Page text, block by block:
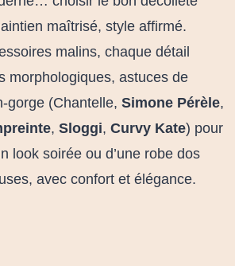
maîtrisé, style affirmé.
malins, chaque détail
morphologiques, astuces de
gorge (Chantelle, Simone Pérèle,
, Sloggi, Curvy Kate) pour
look soirée ou d’une robe dos
avec confort et élégance.